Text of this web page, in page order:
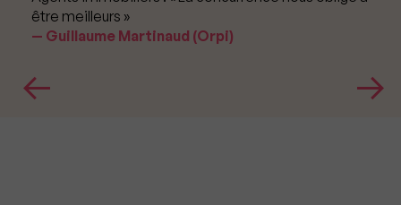
être meilleurs »
Guillaume Martinaud (Orpi)